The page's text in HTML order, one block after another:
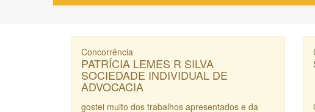
Concorrência
PATRÍCIA LEMES R SILVA
SOCIEDADE INDIVIDUAL DE
ADVOCACIA
gostei muito dos trabalhos apresentados e da